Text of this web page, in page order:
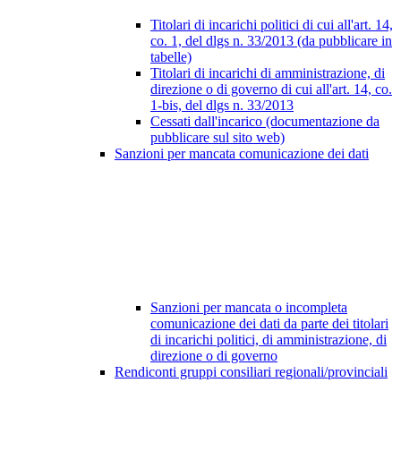
Titolari di incarichi politici di cui all'art. 14,
co. 1, del dlgs n. 33/2013 (da pubblicare in
tabelle)
Titolari di incarichi di amministrazione, di
direzione o di governo di cui all'art. 14, co.
1-bis, del dlgs n. 33/2013
Cessati dall'incarico (documentazione da
pubblicare sul sito web)
Sanzioni per mancata comunicazione dei dati
Sanzioni per mancata o incompleta
comunicazione dei dati da parte dei titolari
di incarichi politici, di amministrazione, di
direzione o di governo
Rendiconti gruppi consiliari regionali/provinciali